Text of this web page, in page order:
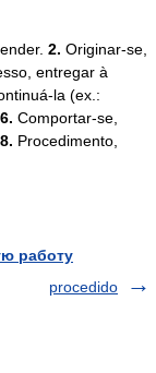
2. Originar-se,
entregar à
la (ex.:
6. Comportar-se,
8. Procedimento,
работу
procedido